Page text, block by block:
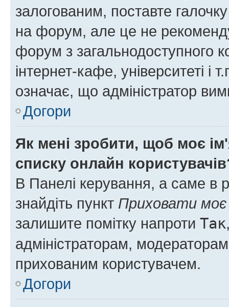
залогованим, поставте
на форум, але це не
форум з загальнодоступного
інтернет-кафе, університеті і
означає, що адміністратор
Догори
Як мені зробити, щоб моє
списку онлайн
В Панелі керування, а саме в
знайдіть пункт Приховати моє
залишите помітку напроти Так
адміністраторам,
прихованим користувачем.
Догори